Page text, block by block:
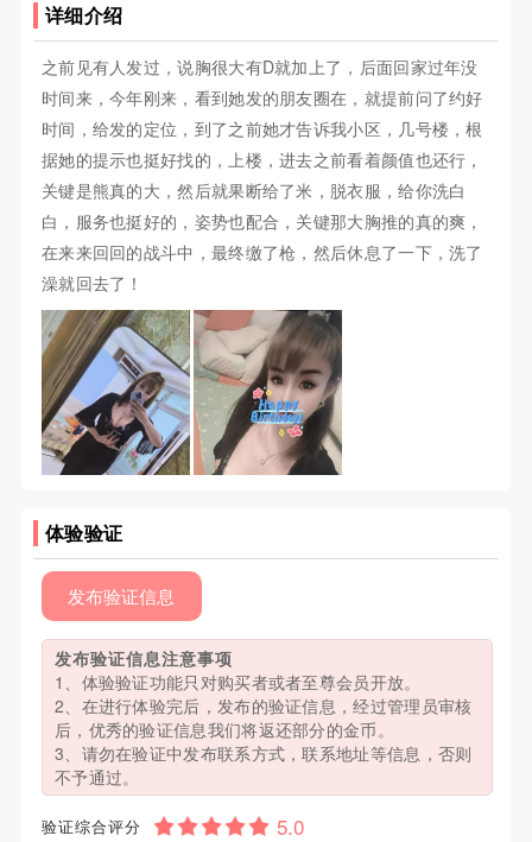
详细介绍
之前见有人发过，说胸很大有D就加上了，后面回家过年没
时间来，今年刚来，看到她发的朋友圈在，就提前问了约好
时间，给发的定位，到了之前她才告诉我小区，几号楼，根
据她的提示也挺好找的，上楼，进去之前看着颜值也还行，
关键是熊真的大，然后就果断给了米，脱衣服，给你洗白
白，服务也挺好的，姿势也配合，关键那大胸推的真的爽，
在来来回回的战斗中，最终缴了枪，然后休息了一下，洗了
澡就回去了！
体验验证
发布验证信息
发布验证信息注意事项
1、体验验证功能只对购买者或者至尊会员开放。
2、在进行体验完后，发布的验证信息，经过管理员审核
后，优秀的验证信息我们将返还部分的金币。
3、请勿在验证中发布联系方式，联系地址等信息，否则
不予通过。
验证综合评分